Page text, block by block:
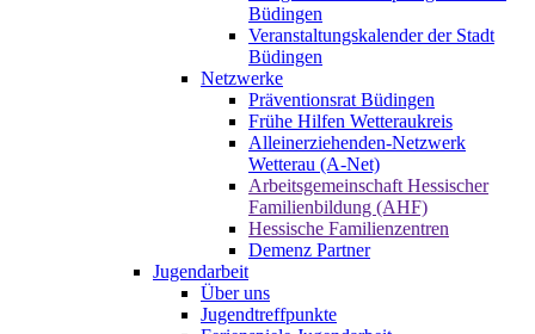
Büdingen
Veranstaltungskalender der Stadt
Büdingen
Netzwerke
Präventionsrat Büdingen
Frühe Hilfen Wetteraukreis
Alleinerziehenden-Netzwerk
Wetterau (A-Net)
Arbeitsgemeinschaft Hessischer
Familienbildung (AHF)
Hessische Familienzentren
Demenz Partner
Jugendarbeit
Über uns
Jugendtreffpunkte